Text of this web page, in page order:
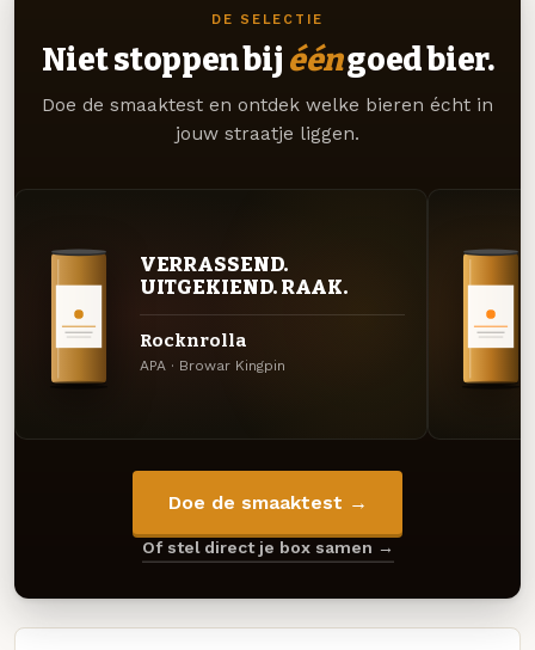
DE SELECTIE
Niet stoppen bij ééngoed bier.
Doe de smaaktest en ontdek welke bieren écht in
jouw straatje liggen.
VERRASSEND.
UITGEKIEND. RAAK.
Rocknrolla
APA · Browar Kingpin
Doe de smaaktest →
Of stel direct je box samen →